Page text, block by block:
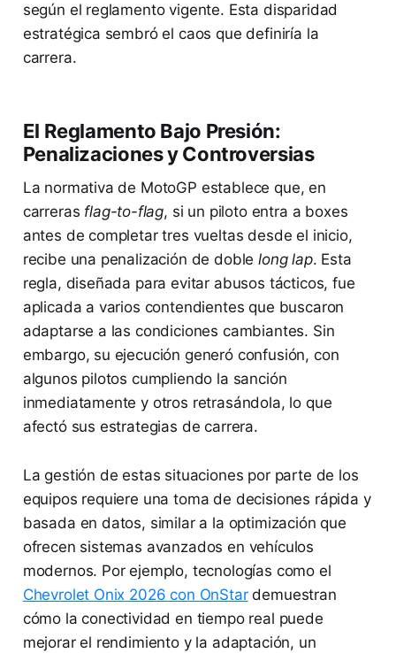
según el reglamento vigente. Esta disparidad
estratégica sembró el caos que definiría la
carrera.
El Reglamento Bajo Presión:
Penalizaciones y Controversias
La normativa de MotoGP establece que, en
carreras flag-to-flag, si un piloto entra a boxes
antes de completar tres vueltas desde el inicio,
recibe una penalización de doblelong lap. Esta
regla, diseñada para evitar abusos tácticos, fue
aplicada a varios contendientes que buscaron
adaptarse a las condiciones cambiantes. Sin
embargo, su ejecución generó confusión, con
algunos pilotos cumpliendo la sanción
inmediatamente y otros retrasándola, lo que
afectó sus estrategias de carrera.
La gestión de estas situaciones por parte de los
equipos requiere una toma de decisiones rápida y
basada en datos, similar a la optimización que
ofrecen sistemas avanzados en vehículos
modernos. Por ejemplo, tecnologías como el
Chevrolet Onix 2026 con OnStardemuestran
cómo la conectividad en tiempo real puede
mejorar el rendimiento y la adaptación, un